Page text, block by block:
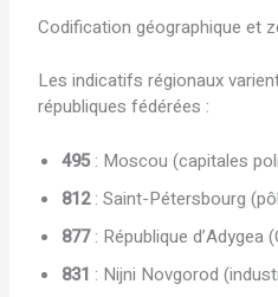
Codification géographique et
Les indicatifs régionaux
républiques fédérées :
495 : Moscou (capitales
812: Saint-Pétersbourg
877: République d’Adygea
831 : Nijni Novgorod